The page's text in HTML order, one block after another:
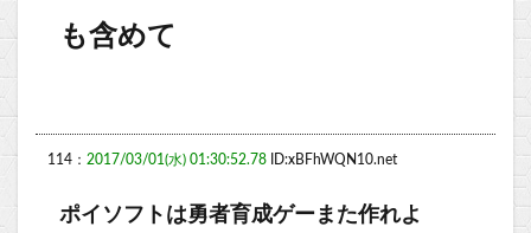
も含めて
114： 2017/03/01(水) 01:30:52.78 ID:xBFhWQN10.net
ポイソフトは勇者育成ゲーまた作れよ